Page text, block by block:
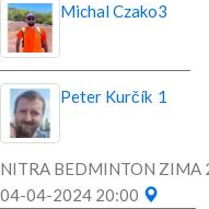
Michal Czako3
Peter Kurčík 1
NITRA BEDMINTON ZIMA
04-04-2024 20:00